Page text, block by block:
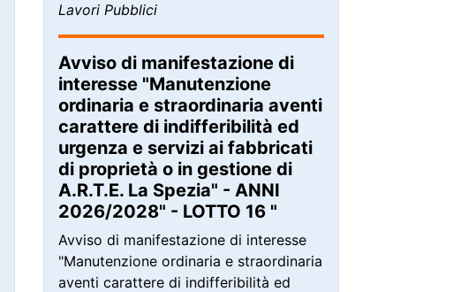
Lavori Pubblici
Avviso di manifestazione di
interesse "Manutenzione
ordinaria e straordinaria aventi
carattere di indifferibilità ed
urgenza e servizi ai fabbricati
di proprietà o in gestione di
A.R.T.E. La Spezia" - ANNI
2026/2028" - LOTTO 16 "
Avviso di manifestazione di interesse
"Manutenzione ordinaria e straordinaria
aventi carattere di indifferibilità ed